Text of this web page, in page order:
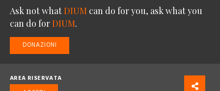
Ask not whatDIUM can do for you, ask what you
can do forDIUM.
DONAZIONI
AREA RISERVATA